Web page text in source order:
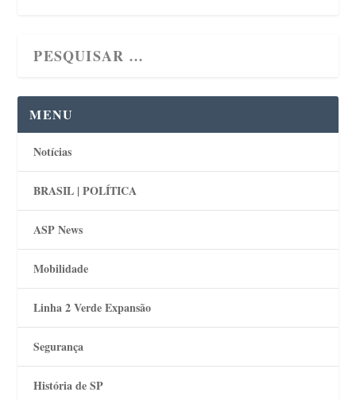
MENU
Notícias
BRASIL | POLÍTICA
ASP News
Mobilidade
Linha 2 Verde Expansão
Segurança
História de SP